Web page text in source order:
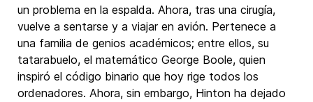
un problema en la espalda. Ahora, tras una cirugía,
vuelve a sentarse y a viajar en avión. Pertenece a
una familia de genios académicos; entre ellos, su
tatarabuelo, el matemático George Boole, quien
inspiró el código binario que hoy rige todos los
ordenadores. Ahora, sin embargo, Hinton ha dejado